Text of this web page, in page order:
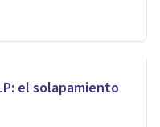
el solapamiento